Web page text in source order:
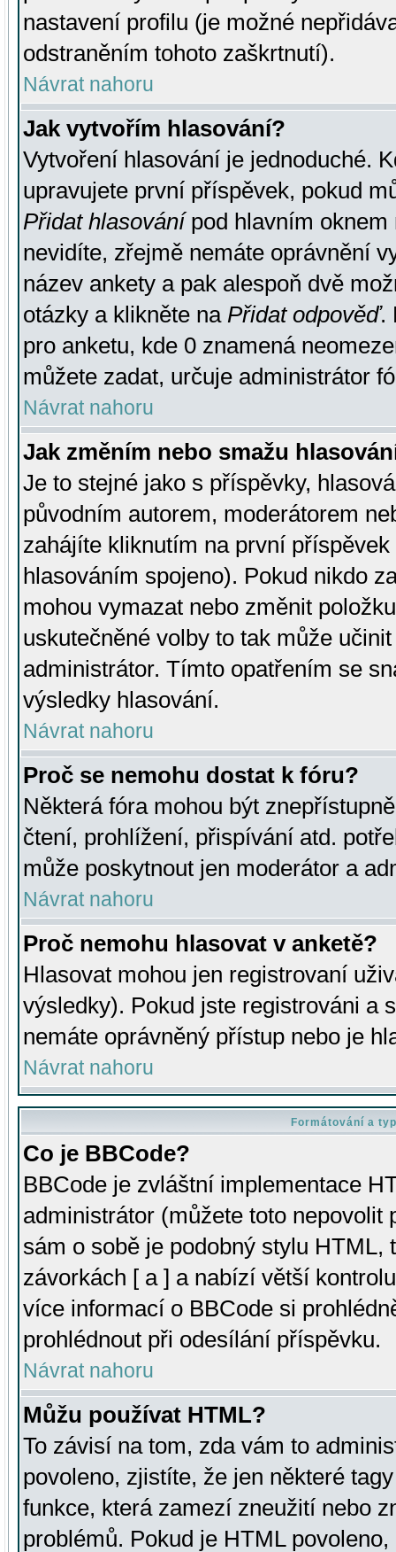
nastavení profilu (je možné
odstraněním tohoto zaškrtnutí).
Návrat nahoru
Jak vytvořím hlasování?
Vytvoření hlasování je jednoduché.
upravujete první příspěvek, pokud
Přidat hlasovánípod hlavním oknem
nevidíte, zřejmě nemáte oprávnění
název ankety a pak alespoň dvě
otázky a klikněte na Přidat odpověď.
pro anketu, kde 0 znamená
můžete zadat, určuje administrátor
Návrat nahoru
Jak změním nebo smažu
Je to stejné jako s příspěvky,
původním autorem, moderátorem
zahájíte kliknutím na první
hlasováním spojeno). Pokud nikdo
mohou vymazat nebo změnit
uskutečněné volby to tak může
administrátor. Tímto opatřením se
výsledky hlasování.
Návrat nahoru
Proč se nemohu dostat k fóru?
Některá fóra mohou být
čtení, prohlížení, přispívání atd.
může poskytnout jen moderátor a
Návrat nahoru
Proč nemohu hlasovat v anketě?
Hlasovat mohou jen registrovaní
výsledky). Pokud jste registrováni a
nemáte oprávněný přístup nebo je
Návrat nahoru
Formátování a
Co je BBCode?
BBCode je zvláštní implementace
administrátor (můžete toto
sám o sobě je podobný stylu HTML,
závorkách [ a ] a nabízí větší
více informací o BBCode si
prohlédnout při odesílání příspěvku.
Návrat nahoru
Můžu používat HTML?
To závisí na tom, zda vám to
povoleno, zjistíte, že jen některé
funkce, která zamezí zneužití nebo
problémů. Pokud je HTML